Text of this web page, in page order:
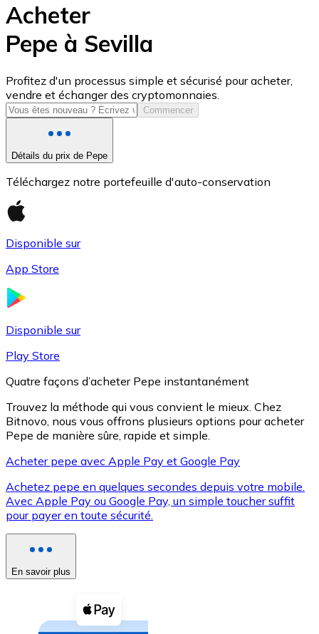
USD Coin
USDC
XRP
XRP
Voir toutes
Coupons crypto
Achetez des cryptomonnaies en espèces et d'autres
Acheter
Pepe à Sevilla
Profitez d'un processus simple et sécurisé pour acheter,
vendre et échanger des cryptomonnaies.
Commencer
Détails du prix de Pepe
Téléchargez notre portefeuille d'auto-conservation
Disponible sur
App Store
Disponible sur
Play Store
Quatre façons d’acheter Pepe instantanément
Trouvez la méthode qui vous convient le mieux. Chez
Bitnovo, nous vous offrons plusieurs options pour acheter
Pepe de manière sûre, rapide et simple.
Acheter pepe avec Apple Pay et Google Pay
Achetez pepe en quelques secondes depuis votre mobile.
Avec Apple Pay ou Google Pay, un simple toucher suffit
pour payer en toute sécurité.
En savoir plus